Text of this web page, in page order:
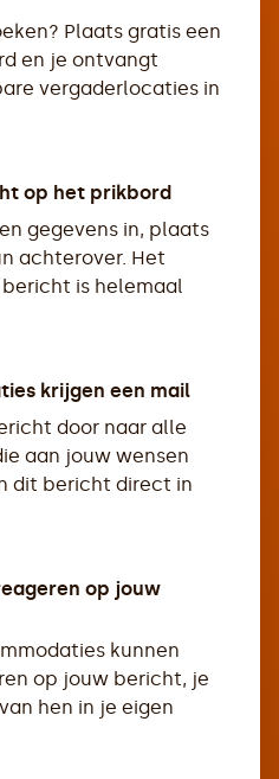
Plaats gratis een
en je ontvangt
vergaderlocaties in
op het prikbord
gegevens in, plaats
achterover. Het
is helemaal
krijgen een mail
door naar alle
aan jouw wensen
dit bericht direct in
op jouw
kunnen
op jouw bericht, je
hen in je eigen